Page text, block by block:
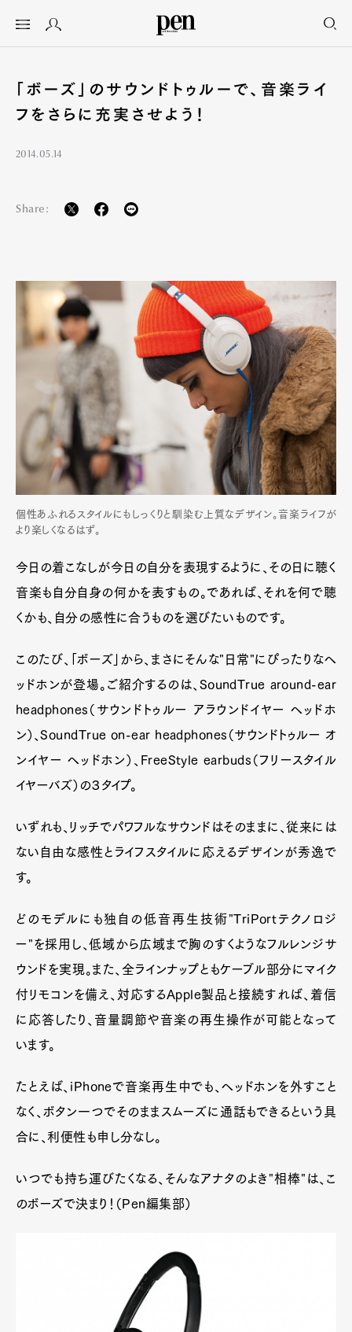
「ボーズ」のサウンドトゥルーで、音楽ライ
フをさらに充実させよう！
2014.05.14
Share:
個性あふれるスタイルにもしっくりと馴染む上質なデザイン。音楽ライフが
より楽しくなるはず。
今日の着こなしが今日の自分を表現するように、その日に聴く
音楽も自分自身の何かを表すもの。であれば、それを何で聴
くかも、自分の感性に合うものを選びたいものです。
このたび、「ボーズ」から、まさにそんな"日常"にぴったりなヘ
ッドホンが登場。ご紹介するのは、SoundTrue around-ear
headphones（サウンドトゥルー アラウンドイヤー ヘッドホ
ン）、SoundTrue on-ear headphones（サウンドトゥルー オ
ンイヤー ヘッドホン）、FreeStyle earbuds（フリースタイル
イヤーバズ）の３タイプ。
いずれも、リッチでパワフルなサウンドはそのままに、従来には
ない自由な感性とライフスタイルに応えるデザインが秀逸で
す。
どのモデルにも独自の低音再生技術"TriPortテクノロジ
ー"を採用し、低域から広域まで胸のすくようなフルレンジサ
ウンドを実現。また、全ラインナップともケーブル部分にマイク
付リモコンを備え、対応するApple製品と接続すれば、着信
に応答したり、音量調節や音楽の再生操作が可能となって
います。
たとえば、iPhoneで音楽再生中でも、ヘッドホンを外すこと
なく、ボタン一つでそのままスムーズに通話もできるという具
合に、利便性も申し分なし。
いつでも持ち運びたくなる、そんなアナタのよき"相棒"は、こ
のボーズで決まり！（Pen編集部）